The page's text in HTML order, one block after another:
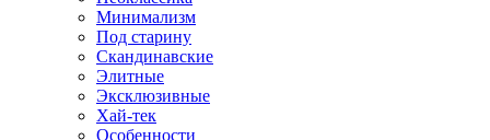
Минимализм
Под старину
Скандинавские
Элитные
Эксклюзивные
Хай-тек
Особенности